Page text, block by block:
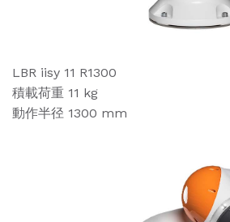
LBR iisy 11 R1300
積載荷重 11 kg
動作半径 1300 mm